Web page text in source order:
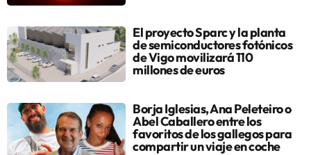
El proyecto Sparc y la planta
de semiconductores fotónicos
de Vigo movilizará 110
millones de euros
Borja Iglesias, Ana Peleteiro o
Abel Caballero entre los
favoritos de los gallegos para
compartir un viaje en coche